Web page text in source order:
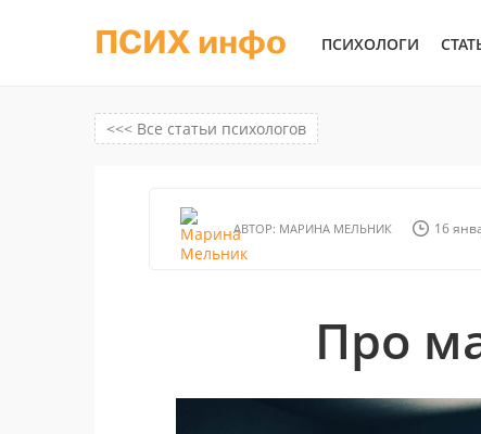
ПСИХ инфо ПСИХОЛОГИ
<<< Все статьи психологов
АВТОР: МАРИНА МЕЛЬНИК 16
Про